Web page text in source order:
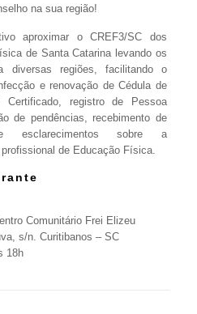
na sua região!
aproximar o CREF3/SC dos
de Santa Catarina levando os
diversas regiões, facilitando o
e renovação de Cédula de
Certificado, registro de Pessoa
de pendências, recebimento de
esclarecimentos sobre a
de Educação Física.
Comunitário Frei Elizeu
s/n. Curitibanos – SC
18h